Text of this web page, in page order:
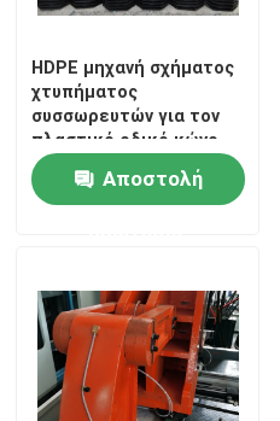
Προϊόντα
Περίπου εμείς
HDPE μηχανή σχήματος
χτυπήματος
συσσωρευτών για τον
πλαστικό οδικό κώνο
Trafiic
Αποστολή